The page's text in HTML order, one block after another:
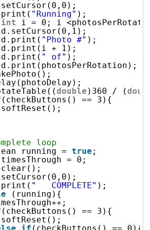
"Running" );
int
i = 0; i
"Photo #" );
+ 1);
" of" );
double )360 / (
(checkButtons() == 3){
softReset();
loop
running = true ;
timesThrough = 0;
"   COMPLETE" );
(running){
(checkButtons() == 3){
softReset();